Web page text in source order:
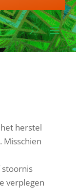
herstel
Misschien
stoornis
verplegen